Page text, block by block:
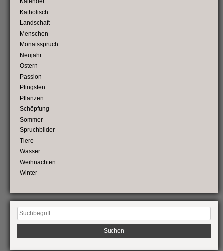
Kalender
Katholisch
Landschaft
Menschen
Monatsspruch
Neujahr
Ostern
Passion
Pfingsten
Pflanzen
Schöpfung
Sommer
Spruchbilder
Tiere
Wasser
Weihnachten
Winter
Suchen
nach: